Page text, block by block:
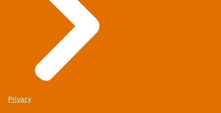
Privacy